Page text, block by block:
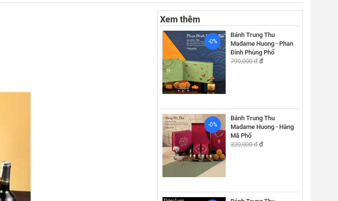
Xem thêm
-0%
Bánh Trung Thu
Madame Huong - Phan
Đình Phùng Phố
790,000 đ đ
-0%
Bánh Trung Thu
Madame Huong - Hàng
Mã Phố
320,000 đ đ